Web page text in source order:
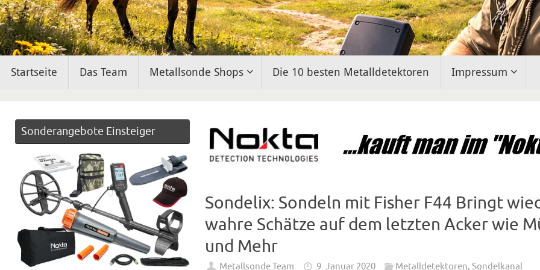
InhaltStartseite Das Team Metallsonde Shops Die 10 besten Metalldetektoren Impressum
Sondelix: Sondeln mit Fisher F44 Bringt
wahre Schätze auf dem letzten Acker wie
und Mehr
Metallsonde Team 9. Januar 2020 Metalldetektoren, Sondelkanal
Sonderangebote Einsteiger